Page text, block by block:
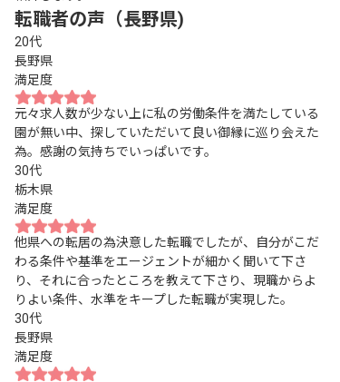
転職者の声（長野県)
20代
長野県
満足度
元々求人数が少ない上に私の労働条件を満たしている
園が無い中、探していただいて良い御縁に巡り会えた
為。感謝の気持ちでいっぱいです。
30代
栃木県
満足度
他県への転居の為決意した転職でしたが、自分がこだ
わる条件や基準をエージェントが細かく聞いて下さ
り、それに合ったところを教えて下さり、現職からよ
りよい条件、水準をキープした転職が実現した。
30代
長野県
満足度